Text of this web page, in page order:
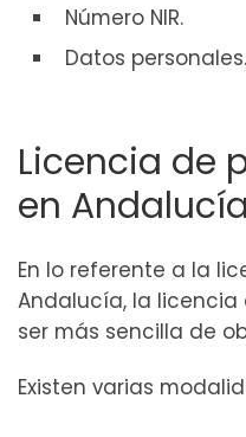
Número NIR.
Datos personales.
Licencia de
en Andalucía
En lo referente a la
Andalucía, la
ser más sencilla de
Existen varias